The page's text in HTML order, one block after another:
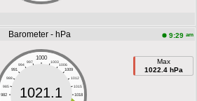
Barometer - hPa 9:29 am
1000
997 1003
994
1006
991
1009
988
1012
985
1015
982
1018
1021.1
Max
1022.4 hPa